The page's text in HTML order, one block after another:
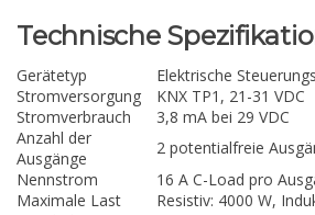
Technische
Gerätetyp
Elektrische
Stromversorgung
KNX TP1, 21-31 VDC
Stromverbrauch
3,8 mA bei 29 VDC
Anzahl der
Ausgänge
2 potentialfreie
Nennstrom
16 A C-Load pro
Maximale Last
Resistiv: 4000 W,